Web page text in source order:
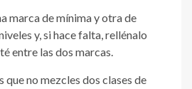
marca de mínima y otra de
y, si hace falta, rellénalo
entre las dos marcas.
no mezcles dos clases de